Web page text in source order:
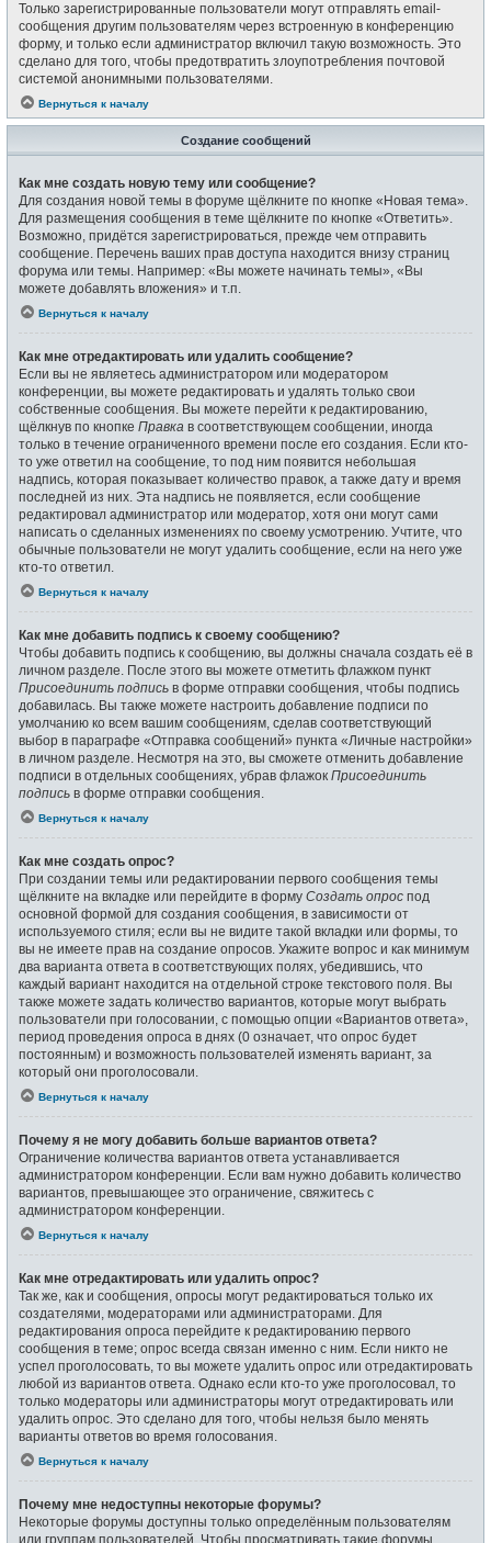
Только зарегистрированные пользователи могут отправлять email-
сообщения другим пользователям через встроенную в конференцию
форму, и только если администратор включил такую возможность. Это
сделано для того, чтобы предотвратить злоупотребления почтовой
системой анонимными пользователями.
Вернуться к началу
Создание сообщений
Как мне создать новую тему или сообщение?
Для создания новой темы в форуме щёлкните по кнопке «Новая тема».
Для размещения сообщения в теме щёлкните по кнопке «Ответить».
Возможно, придётся зарегистрироваться, прежде чем отправить
сообщение. Перечень ваших прав доступа находится внизу страниц
форума или темы. Например: «Вы можете начинать темы», «Вы
можете добавлять вложения» и т.п.
Вернуться к началу
Как мне отредактировать или удалить сообщение?
Если вы не являетесь администратором или модератором
конференции, вы можете редактировать и удалять только свои
собственные сообщения. Вы можете перейти к редактированию,
щёлкнув по кнопке Правка в соответствующем сообщении, иногда
только в течение ограниченного времени после его создания. Если кто-
то уже ответил на сообщение, то под ним появится небольшая
надпись, которая показывает количество правок, а также дату и время
последней из них. Эта надпись не появляется, если сообщение
редактировал администратор или модератор, хотя они могут сами
написать о сделанных изменениях по своему усмотрению. Учтите, что
обычные пользователи не могут удалить сообщение, если на него уже
кто-то ответил.
Вернуться к началу
Как мне добавить подпись к своему сообщению?
Чтобы добавить подпись к сообщению, вы должны сначала создать её в
личном разделе. После этого вы можете отметить флажком пункт
Присоединить подпись в форме отправки сообщения, чтобы подпись
добавилась. Вы также можете настроить добавление подписи по
умолчанию ко всем вашим сообщениям, сделав соответствующий
выбор в параграфе «Отправка сообщений» пункта «Личные настройки»
в личном разделе. Несмотря на это, вы сможете отменить добавление
подписи в отдельных сообщениях, убрав флажок Присоединить
подпись в форме отправки сообщения.
Вернуться к началу
Как мне создать опрос?
При создании темы или редактировании первого сообщения темы
щёлкните на вкладке или перейдите в форму Создать опрос под
основной формой для создания сообщения, в зависимости от
используемого стиля; если вы не видите такой вкладки или формы, то
вы не имеете прав на создание опросов. Укажите вопрос и как минимум
два варианта ответа в соответствующих полях, убедившись, что
каждый вариант находится на отдельной строке текстового поля. Вы
также можете задать количество вариантов, которые могут выбрать
пользователи при голосовании, с помощью опции «Вариантов ответа»,
период проведения опроса в днях (0 означает, что опрос будет
постоянным) и возможность пользователей изменять вариант, за
который они проголосовали.
Вернуться к началу
Почему я не могу добавить больше вариантов ответа?
Ограничение количества вариантов ответа устанавливается
администратором конференции. Если вам нужно добавить количество
вариантов, превышающее это ограничение, свяжитесь с
администратором конференции.
Вернуться к началу
Как мне отредактировать или удалить опрос?
Так же, как и сообщения, опросы могут редактироваться только их
создателями, модераторами или администраторами. Для
редактирования опроса перейдите к редактированию первого
сообщения в теме; опрос всегда связан именно с ним. Если никто не
успел проголосовать, то вы можете удалить опрос или отредактировать
любой из вариантов ответа. Однако если кто-то уже проголосовал, то
только модераторы или администраторы могут отредактировать или
удалить опрос. Это сделано для того, чтобы нельзя было менять
варианты ответов во время голосования.
Вернуться к началу
Почему мне недоступны некоторые форумы?
Некоторые форумы доступны только определённым пользователям
или группам пользователей. Чтобы просматривать такие форумы,